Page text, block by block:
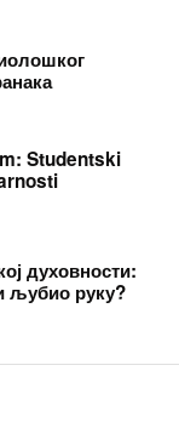
Studentski
духовности:
љубио руку?